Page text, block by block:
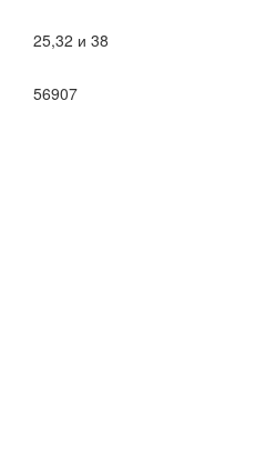
25,32 и 38
56907